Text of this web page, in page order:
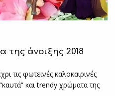
της άνοιξης 2018
τις φωτεινές καλοκαιρινές
και trendy χρώματα της